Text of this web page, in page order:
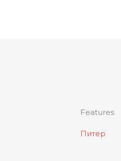
Features
Питер